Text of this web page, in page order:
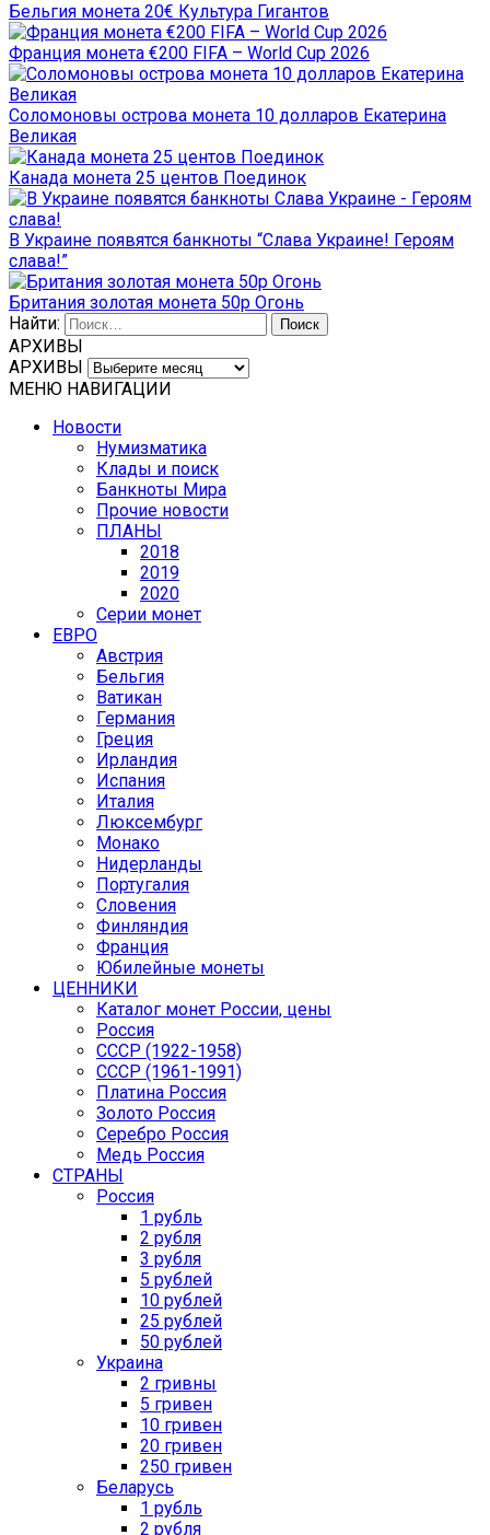
Бельгия монета 20€ Культура Гигантов
Франция монета €200 FIFA – World Cup 2026
Соломоновы острова монета 10 долларов Екатерина
Великая
Канада монета 25 центов Поединок
В Украине появятся банкноты “Слава Украине! Героям
слава!”
Британия золотая монета 50р Огонь
Найти:
АРХИВЫ
АРХИВЫ
МЕНЮ НАВИГАЦИИ
Новости
Нумизматика
Клады и поиск
Банкноты Мира
Прочие новости
ПЛАНЫ
2018
2019
2020
Серии монет
ЕВРО
Австрия
Бельгия
Ватикан
Германия
Греция
Ирландия
Испания
Италия
Люксембург
Монако
Нидерланды
Португалия
Словения
Финляндия
Франция
Юбилейные монеты
ЦЕННИКИ
Каталог монет России, цены
Россия
СССР (1922-1958)
CCCР (1961-1991)
Платина Россия
Золото Россия
Серебро Россия
Медь Россия
СТРАНЫ
Россия
1 рубль
2 рубля
3 рубля
5 рублей
10 рублей
25 рублей
50 рублей
Украина
2 гривны
5 гривен
10 гривен
20 гривен
250 гривен
Беларусь
1 рубль
2 рубля